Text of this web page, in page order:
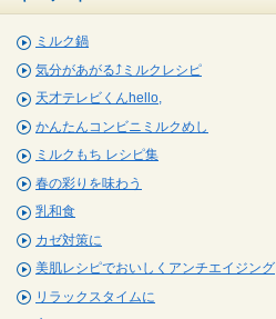
ミルク鍋
気分があがる⤴ミルクレシピ
天才テレビくんhello,
かんたんコンビニミルクめし
ミルクもち レシピ集
春の彩りを味わう
乳和食
カゼ対策に
美肌レシピでおいしくアンチエイジング
リラックスタイムに